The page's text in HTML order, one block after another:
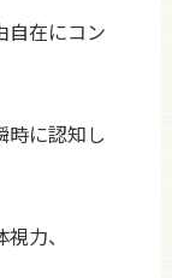
自在にコン
時に認知し
力、